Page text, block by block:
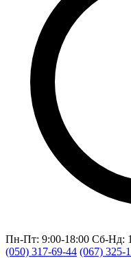
Пн-Пт: 9:00-18:00 Сб-Нд:
(050) 317-69-44 (067) 325-